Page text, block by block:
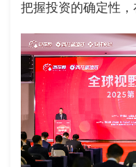
把握投资的确定性，